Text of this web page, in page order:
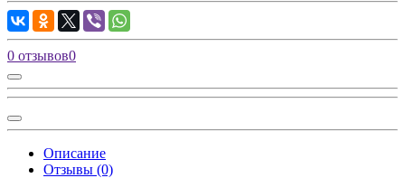
0 отзывов0
Описание
Отзывы (0)